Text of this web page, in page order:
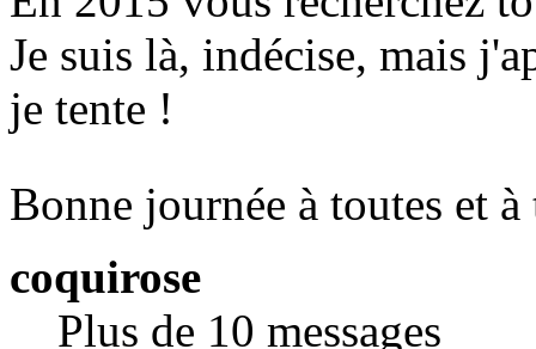
Je suis là, indécise, mais
je tente !
Bonne journée à toutes et
coquirose
Plus de 10 messages